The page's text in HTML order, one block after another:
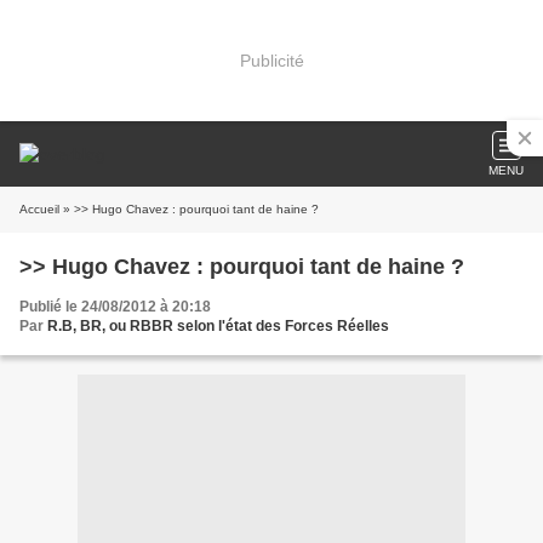
Publicité
MENU
Accueil » >> Hugo Chavez : pourquoi tant de haine ?
>> Hugo Chavez : pourquoi tant de haine ?
Publié le 24/08/2012 à 20:18
Par R.B, BR, ou RBBR selon l'état des Forces Réelles